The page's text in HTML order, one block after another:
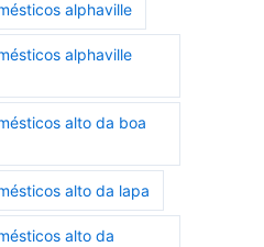
alphaville
alphaville
alto da boa
alto da lapa
alto da